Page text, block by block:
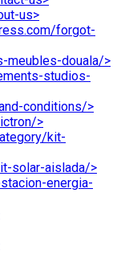
us>
forgot-
meubles-douala/>
studios-
conditions/>
>
kit-
solar-aislada/>
energia-